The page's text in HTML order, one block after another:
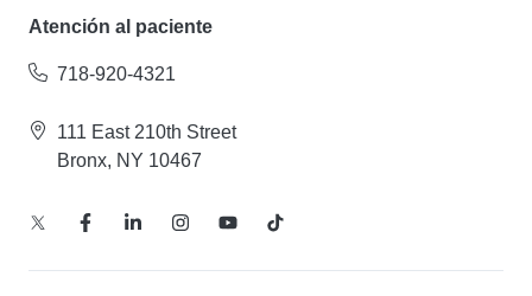
Atención al paciente
718-920-4321
111 East 210th Street
Bronx, NY 10467